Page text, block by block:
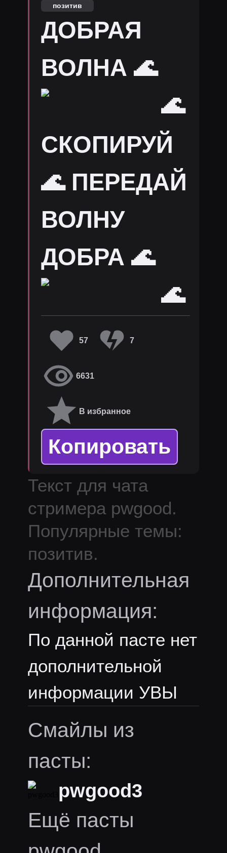
позитив
ДОБРАЯ
ВОЛНА 🌊
🌊
СКОПИРУЙ
🌊 ПЕРЕДАЙ
ВОЛНУ
ДОБРА 🌊
🌊
57 7
6631
В избранное
Копировать
Текст для чата
стримера pwgood.
Популярные темы:
позитив.
Дополнительная
информация:
По данной пасте нет
дополнительной
информации УВЫ
Смайлы из
пасты:
pwgood3
Ещё пасты